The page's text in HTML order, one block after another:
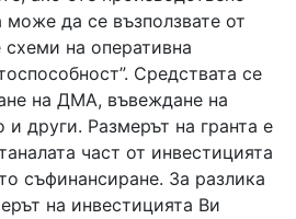
може да се възползвате от
схеми на оперативна
Средствата се
на ДМА, въвеждане на
и други. Размерът на гранта е
част от инвестицията
съфинансиране. За разлика
на инвестицията Ви